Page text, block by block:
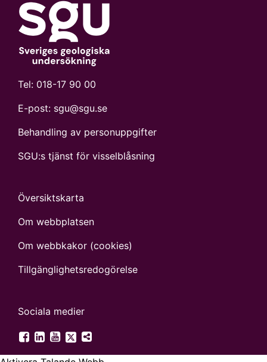
Tel: 018-17 90 00
E-post: sgu@sgu.se
Behandling av personuppgifter
SGU:s tjänst för visselblåsning
Översiktskarta
Om webbplatsen
Om webbkakor (cookies)
Tillgänglighets­redogörelse
Sociala medier
SGU på Facebook
SGU på LinkedIn
SGU på YouTube
SGU på Twitter
Fler digitala kanaler